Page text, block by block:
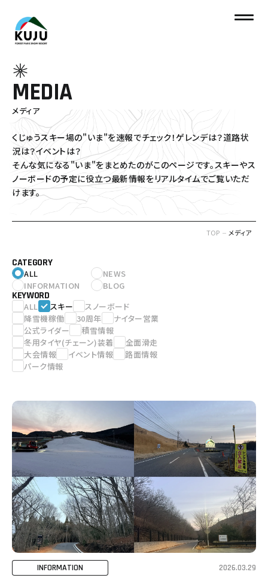
MEDIA
メディア
くじゅうスキー場の"いま"を速報でチェック！ゲレンデは？道路状
況は？イベントは？
そんな気になる"いま"をまとめたのがこのページです。スキーやス
ノーボードの予定に役立つ最新情報をリアルタイムでご覧いただ
けます。
TOP メディア
CATEGORY
ALL
NEWS
INFORMATION
BLOG
KEYWORD
ALL スキー
スノーボード
降雪機稼働
30周年
ナイター営業
公式ライダー
積雪情報
冬用タイヤ(チェーン)装着
全面滑走
大会情報
イベント情報
路面情報
パーク情報
INFORMATION 2026.03.29